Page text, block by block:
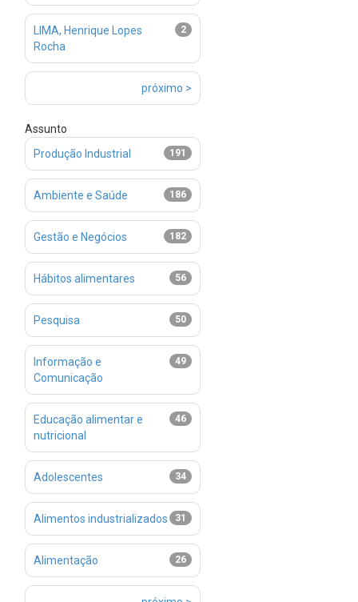
2
LIMA, Henrique Lopes
Rocha
próximo >
Assunto
191
Produção Industrial
186
Ambiente e Saúde
182
Gestão e Negócios
56
Hábitos alimentares
50
Pesquisa
49
Informação e
Comunicação
46
Educação alimentar e
nutricional
34
Adolescentes
31
Alimentos industrializados
26
Alimentação